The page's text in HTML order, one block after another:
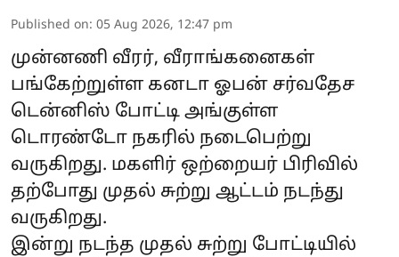
Published on: 05 Aug 2026, 12:47 pm
முன்னணி வீரர், வீராங்கனைகள்
பங்கேற்றுள்ள கனடா ஓபன் சர்வதேச
டென்னிஸ் போட்டி அங்குள்ள
டொரண்டோ நகரில் நடைபெற்று
வருகிறது. மகளிர் ஒற்றையர் பிரிவில்
தற்போது முதல் சுற்று ஆட்டம் நடந்து
வருகிறது.
இன்று நடந்த முதல் சுற்று போட்டியில்